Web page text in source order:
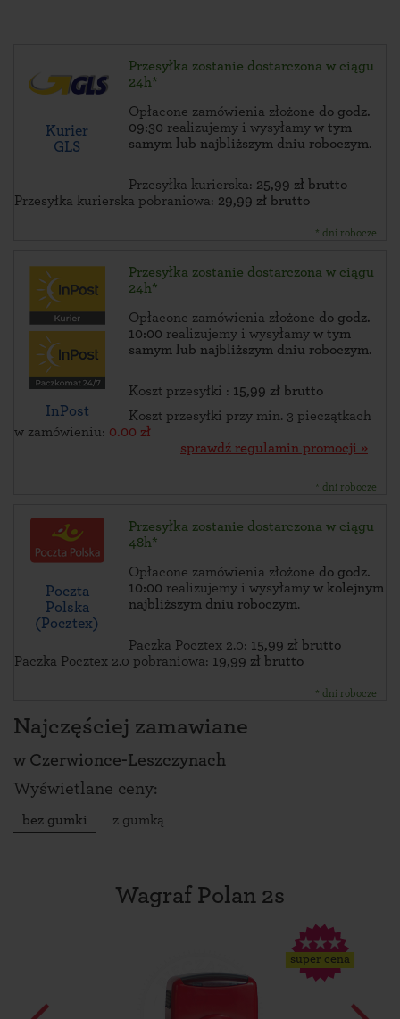
Kurier
GLS
Przesyłka zostanie dostarczona w ciągu
24h*
Opłacone zamówienia złożone do godz.
09:30 realizujemy i wysyłamy w tym
samym lub najbliższym dniu roboczym.
Przesyłka kurierska: 25,99 zł brutto
Przesyłka kurierska pobraniowa: 29,99 zł brutto
* dni robocze
InPost
Przesyłka zostanie dostarczona w ciągu
24h*
Opłacone zamówienia złożone do godz.
10:00 realizujemy i wysyłamy w tym
samym lub najbliższym dniu roboczym.
Koszt przesyłki : 15,99 zł brutto
Koszt przesyłki przy min. 3 pieczątkach
w zamówieniu: 0.00 zł
sprawdź regulamin promocji »
* dni robocze
Poczta
Polska
(Pocztex)
Przesyłka zostanie dostarczona w ciągu
48h*
Opłacone zamówienia złożone do godz.
10:00 realizujemy i wysyłamy w kolejnym
najbliższym dniu roboczym.
Paczka Pocztex 2.0: 15,99 zł brutto
Paczka Pocztex 2.0 pobraniowa: 19,99 zł brutto
* dni robocze
Najczęściej zamawiane
w Czerwionce-Leszczynach
Wyświetlane ceny:
bez gumki z gumką
Wagraf Polan 2s
super cena